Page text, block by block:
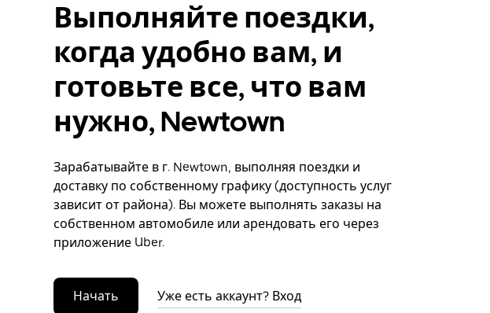
Выполняйте поездки,
когда удобно вам, и
готовьте все, что вам
нужно, Newtown
Зарабатывайте в г. Newtown, выполняя поездки и
доставку по собственному графику (доступность услуг
зависит от района). Вы можете выполнять заказы на
собственном автомобиле или арендовать его через
приложение Uber.
Начать Уже есть аккаунт? Вход